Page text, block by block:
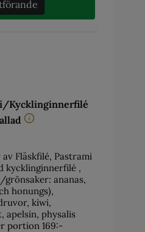
Kycklinginnerfilé
Fläskfilé, Pastrami
kycklinginnerfilé ,
ananas,
honungs),
kiwi,
apelsin, physalis
portion 169:-